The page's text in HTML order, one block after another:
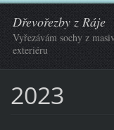
Dřevořezby z Ráje
Vyřezávám sochy z
exteriéru
2023